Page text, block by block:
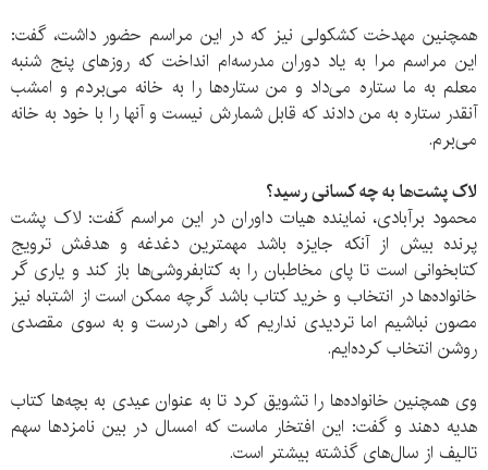
همچنین مهدخت کشکولی نیز که در این مراسم حضور داشت، گفت:
این مراسم مرا به یاد دوران مدرسه‌ام انداخت که روزهای پنج شنبه
معلم به ما ستاره می‌داد و من ستاره‌ها را به خانه می‌بردم و امشب
آنقدر ستاره به من دادند که قابل شمارش نیست و آنها را با خود به خانه
می‌برم.
لاک پشت‌ها به چه کسانی رسید؟
محمود برآبادی، نماینده هیات داوران در این مراسم گفت: لاک پشت
پرنده بیش از آنکه جایزه باشد مهمترین دغدغه و هدفش ترویج
کتابخوانی است تا پای مخاطبان را به کتابفروشی‌ها باز کند و یاری گر
خانواده‌ها در انتخاب و خرید کتاب باشد گرچه ممکن است از اشتباه نیز
مصون نباشیم اما تردیدی نداریم که راهی درست و به سوی مقصدی
روشن انتخاب کرده‌ایم.
وی همچنین خانواده‌ها را تشویق کرد تا به عنوان عیدی به بچه‌ها کتاب
هدیه دهند و گفت: این افتخار ماست که امسال در بین نامزدها سهم
تالیف از سال‌های گذشته بیشتر است.